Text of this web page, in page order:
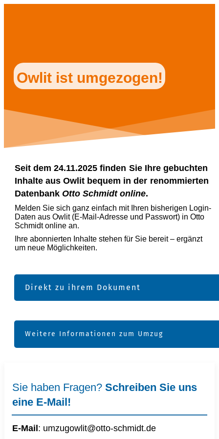
Owlit ist umgezogen!
Seit dem 24.11.2025 finden Sie Ihre gebuchten
Inhalte aus Owlit bequem in der renommierten
Datenbank Otto Schmidt online.
Melden Sie sich ganz einfach mit Ihren bisherigen Login-
Daten aus Owlit (E-Mail-Adresse und Passwort) in Otto
Schmidt online an.
Ihre abonnierten Inhalte stehen für Sie bereit – ergänzt
um neue Möglichkeiten.
Direkt zu ihrem Dokument
Weitere Informationen zum Umzug
Sie haben Fragen? Schreiben Sie uns
eine E-Mail!
E-Mail : umzugowlit@otto-schmidt.de